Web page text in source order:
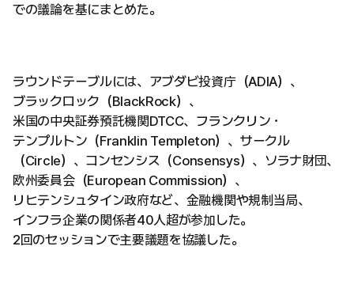
での議論を基にまとめた。
ラウンドテーブルには、アブダビ投資庁（ADIA）、
ブラックロック（BlackRock）、
米国の中央証券預託機関DTCC、フランクリン・
テンプルトン（Franklin Templeton）、サークル
（Circle）、コンセンシス（Consensys）、ソラナ財団、
欧州委員会（European Commission）、
リヒテンシュタイン政府など、金融機関や規制当局、
インフラ企業の関係者40人超が参加した。
2回のセッションで主要議題を協議した。